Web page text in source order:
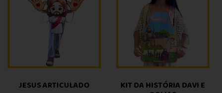
JESUS ARTICULADO KIT DA HISTÓRIA DAVI E